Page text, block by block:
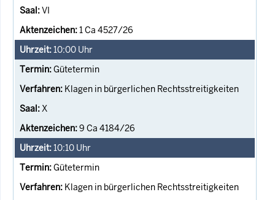
VI
1 Ca 4527/26
10:00 Uhr
Gütetermin
Klagen in bürgerlichen Rechtsstreitigkeiten
X
9 Ca 4184/26
10:10 Uhr
Gütetermin
Klagen in bürgerlichen Rechtsstreitigkeiten